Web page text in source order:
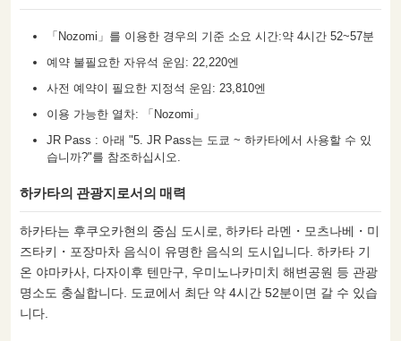
「Nozomi」를 이용한 경우의 기준 소요 시간:약 4시간 52~57분
예약 불필요한 자유석 운임: 22,220엔
사전 예약이 필요한 지정석 운임: 23,810엔
이용 가능한 열차: 「Nozomi」
JR Pass : 아래 "5. JR Pass는 도쿄 ~ 하카타에서 사용할 수 있
습니까?"를 참조하십시오.
하카타의 관광지로서의 매력
하카타는 후쿠오카현의 중심 도시로, 하카타 라멘・모츠나베・미
즈타키・포장마차 음식이 유명한 음식의 도시입니다. 하카타 기
온 야마카사, 다자이후 텐만구, 우미노나카미치 해변공원 등 관광
명소도 충실합니다. 도쿄에서 최단 약 4시간 52분이면 갈 수 있습
니다.